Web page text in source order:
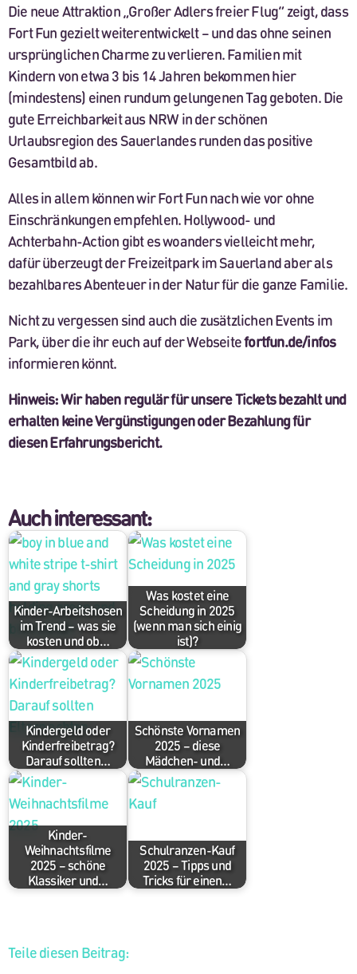
Die neue Attraktion „Großer Adlers freier Flug“ zeigt, dass
Fort Fun gezielt weiterentwickelt – und das ohne seinen
ursprünglichen Charme zu verlieren. Familien mit
Kindern von etwa 3 bis 14 Jahren bekommen hier
(mindestens) einen rundum gelungenen Tag geboten. Die
gute Erreichbarkeit aus NRW in der schönen
Urlaubsregion des Sauerlandes runden das positive
Gesamtbild ab.
Alles in allem können wir Fort Fun nach wie vor ohne
Einschränkungen empfehlen. Hollywood- und
Achterbahn-Action gibt es woanders vielleicht mehr,
dafür überzeugt der Freizeitpark im Sauerland aber als
bezahlbares Abenteuer in der Natur für die ganze Familie.
Nicht zu vergessen sind auch die zusätzlichen Events im
Park, über die ihr euch auf der Webseitefortfun.de/infos
informieren könnt.
Hinweis: Wir haben regulär für unsere Tickets bezahlt und
erhalten keine Vergünstigungen oder Bezahlung für
diesen Erfahrungsbericht.
Auch interessant:
Kinder-Arbeitshosen
im Trend – was sie
kosten und ob…
Was kostet eine
Scheidung in 2025
(wenn man sich einig
ist)?
Kindergeld oder
Kinderfreibetrag?
Darauf sollten…
Schönste Vornamen
2025 – diese
Mädchen- und…
Kinder-
Weihnachtsfilme
2025 – schöne
Klassiker und…
Schulranzen-Kauf
2025 – Tipps und
Tricks für einen…
Teile diesen Beitrag: